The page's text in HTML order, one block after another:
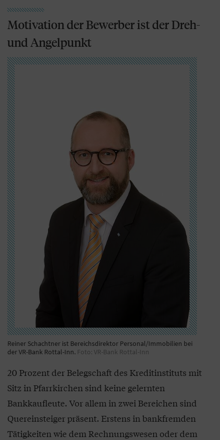
Motivation der Bewerber ist der Dreh-
und Angelpunkt
Reiner Schachtner ist Bereichsdirektor Personal/Immobilien bei
der VR-Bank Rottal-Inn. Foto: VR-Bank Rottal-Inn
20 Prozent der Belegschaft des Kreditinstituts mit
Sitz in Pfarrkirchen sind keine gelernten
Bankkaufleute. Vor allem in zwei Bereichen sind
Quereinsteiger präsent. Erstens in bankfremden
Tätigkeiten wie dem Rechnungswesen oder dem